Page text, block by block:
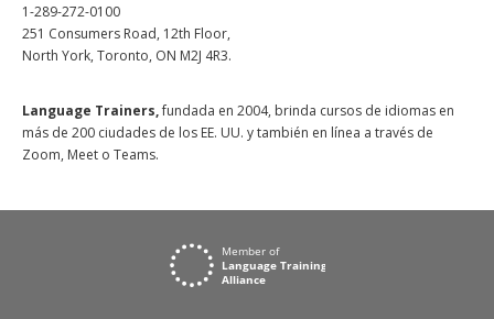
1-289-272-0100
251 Consumers Road, 12th Floor,
North York, Toronto, ON M2J 4R3.
Language Trainers,fundada en 2004, brinda cursos de idiomas en
más de 200 ciudades de los EE. UU. y también en línea a través de
Zoom, Meet o Teams.